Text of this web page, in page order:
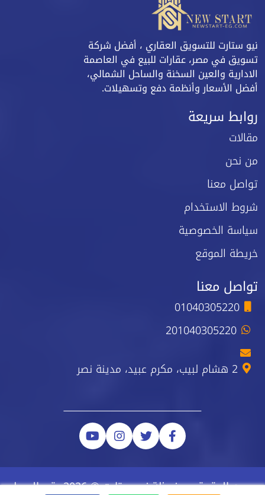
نيو ستارت للتسويق العقاري ، أفضل شركة
تسويق في مصر، عقارات للبيع في العاصمة
الادارية والعين السخنة والساحل الشمالي،
أفضل الأسعار وأنظمة دفع وتسهيلات.
روابط سريعة
مقالات
من نحن
تواصل معنا
شروط الاستخدام
سياسة الخصوصية
خريطة الموقع
تواصل معنا
01040305220
201040305220
2 هشام لبيب، مكرم عبيد، مدينة نصر
جميع الحقوق محفوظة نيو ستارت © 2026 رقم السجل